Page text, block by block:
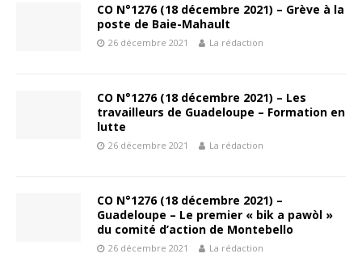
CO N°1276 (18 décembre 2021) – Grève à la
poste de Baie-Mahault
26 décembre 2021 La rédaction
CO N°1276 (18 décembre 2021) – Les
travailleurs de Guadeloupe – Formation en
lutte
26 décembre 2021 La rédaction
CO N°1276 (18 décembre 2021) –
Guadeloupe – Le premier « bik a pawòl »
du comité d’action de Montebello
26 décembre 2021 La rédaction